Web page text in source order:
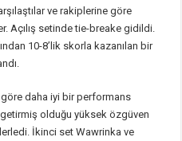
ve rakiplerine göre
Açılış setinde tie-breake gidildi.
10-8’lik skorla kazanılan bir
daha iyi bir performans
getirmiş olduğu yüksek özgüven
İkinci set Wawrinka ve